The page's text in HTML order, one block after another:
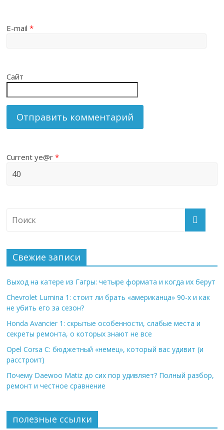
E-mail*
Сайт
Current ye@r*
Свежие записи
Выход на катере из Гагры: четыре формата и когда их берут
Chevrolet Lumina 1: стоит ли брать «американца» 90-х и как
не убить его за сезон?
Honda Avancier 1: скрытые особенности, слабые места и
секреты ремонта, о которых знают не все
Opel Corsa C: бюджетный «немец», который вас удивит (и
расстроит)
Почему Daewoo Matiz до сих пор удивляет? Полный разбор,
ремонт и честное сравнение
полезные ссылки